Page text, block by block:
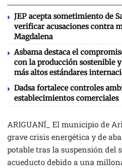
JEP acepta sometimiento de
verificar acusaciones contra
Magdalena
Asbama destaca el
con la producción sostenible
más altos estándares
Dadsa fortalece controles
establecimientos comerciales
ARIGUANÍ_ El municipio de
grave crisis energética y de
potable tras la suspensión del
acueducto debido a una